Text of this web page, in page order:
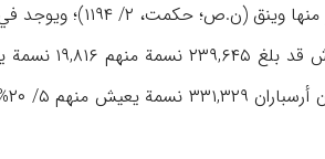
پارۀ کلیبر و خداآفرین، فرق أهل الحق (خاماچي، ن.ص).